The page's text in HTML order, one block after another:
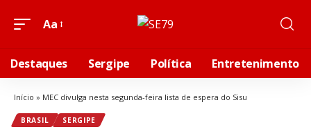
Aa
Destaques Sergipe Política Entretenimento
Início » MEC divulga nesta segunda-feira lista de espera do Sisu
BRASIL SERGIPE